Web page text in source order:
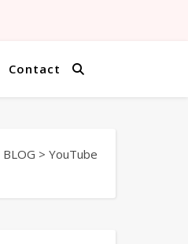
Contact
BLOG > YouTube